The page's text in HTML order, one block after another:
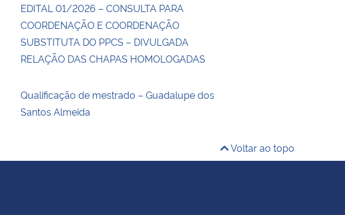
EDITAL 01/2026 – CONSULTA PARA
COORDENAÇÃO E COORDENAÇÃO
SUBSTITUTA DO PPCS – DIVULGADA
RELAÇÃO DAS CHAPAS HOMOLOGADAS
Qualificação de mestrado – Guadalupe dos
Santos Almeida
Voltar ao topo